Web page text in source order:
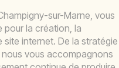
sur-Marne, vous
pour la création, la
site internet. De la stratégie
vous accompagnons